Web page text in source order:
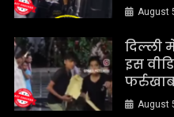
August
दिल्ली
इस
August